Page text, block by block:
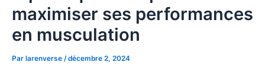
maximiser ses performances
en musculation
Par larenverse /décembre 2, 2024